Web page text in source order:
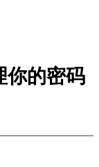
你的密码